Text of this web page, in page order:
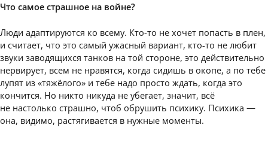
Что самое страшное на войне?
Люди адаптируются ко всему. Кто-то не хочет попасть в плен,
и считает, что это самый ужасный вариант, кто-то не любит
звуки заводящихся танков на той стороне, это действительно
нервирует, всем не нравятся, когда сидишь в окопе, а по тебе
лупят из «тяжёлого» и тебе надо просто ждать, когда это
кончится. Но никто никуда не убегает, значит, всё
не настолько страшно, чтоб обрушить психику. Психика —
она, видимо, растягивается в нужные моменты.